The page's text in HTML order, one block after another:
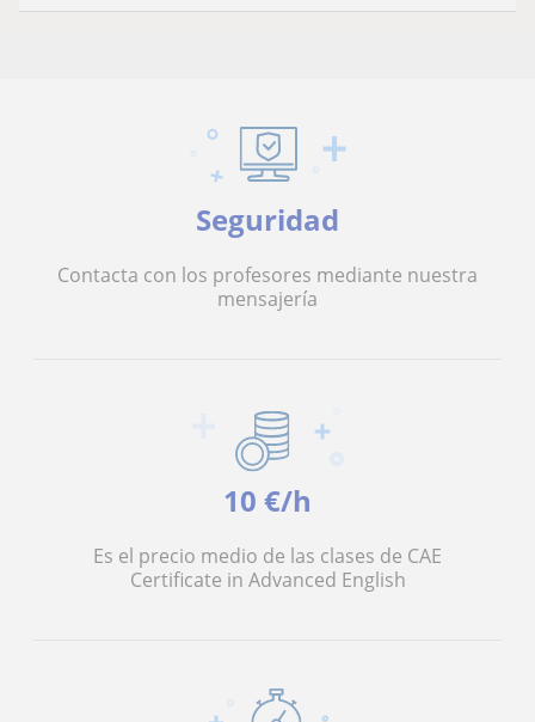
Seguridad
Contacta con los profesores mediante nuestra
mensajería
10 €/h
Es el precio medio de las clases de CAE
Certificate in Advanced English